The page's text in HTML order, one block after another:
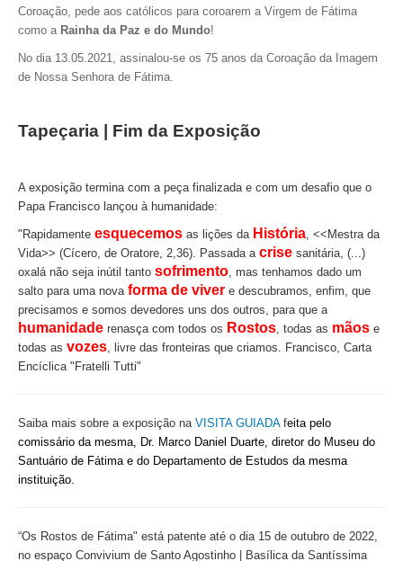
Coroação, pede aos católicos para coroarem a Virgem de Fátima
como a Rainha da Paz e do Mundo!
No dia 13.05.2021, assinalou-se os 75 anos da Coroação da Imagem
de Nossa Senhora de Fátima.
Tapeçaria | Fim da Exposição
A exposição termina com a peça finalizada e com um desafio que o
Papa Francisco lançou à humanidade:
"Rapidamente esquecemos as lições da História, <<Mestra da
Vida>> (Cícero, de Oratore, 2,36). Passada a crise sanitária, (...)
oxalá não seja inútil tanto sofrimento, mas tenhamos dado um
salto para uma nova forma de viver e descubramos, enfim, que
precisamos e somos devedores uns dos outros, para que a
humanidade renasça com todos os Rostos, todas as mãos e
todas as vozes, livre das fronteiras que criamos. Francisco, Carta
Encíclica "Fratelli Tutti"
Saiba mais sobre a exposição na VISITA GUIADAfeita pelo
comissário da mesma, Dr. Marco Daniel Duarte, diretor do Museu do
Santuário de Fátima e do Departamento de Estudos da mesma
instituição.
“Os Rostos de Fátima" está patente até o dia 15 de outubro de 2022,
no espaço Convivium de Santo Agostinho | Basílica da Santíssima